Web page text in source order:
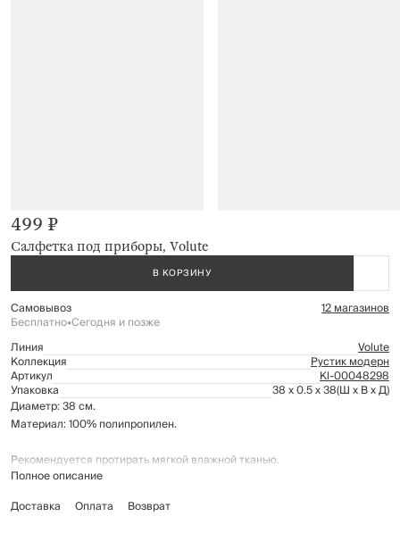
Салфетка под приборы, Volute
499 ₽
В КОРЗИНУ
Самовывоз 12 магазинов
Бесплатно•Сегодня и позже
Линия
Volute
Коллекция Рустик модерн
Артикул Kl-00048298
Упаковка 38 x 0.5 x 38(Ш x В x Д)
Диаметр: 38 см.
Материал: 100% полипропилен.
Рекомендуется протирать мягкой влажной тканью.
Полное описание
Доставка
Оплата Возврат